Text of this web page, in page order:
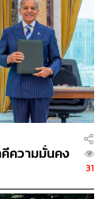
asian
war-2026-0
asean-summ
myanmar-to-s
ความมั่นคง
31